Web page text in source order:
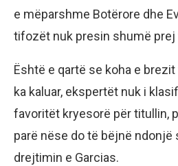
e mëparshme Botërore dhe
tifozët nuk presin shumë prej
Është e qartë se koha e
ka kaluar, ekspertët nuk i
favoritët kryesorë për titullin,
parë nëse do të bëjnë ndonjë
drejtimin e Garcias.